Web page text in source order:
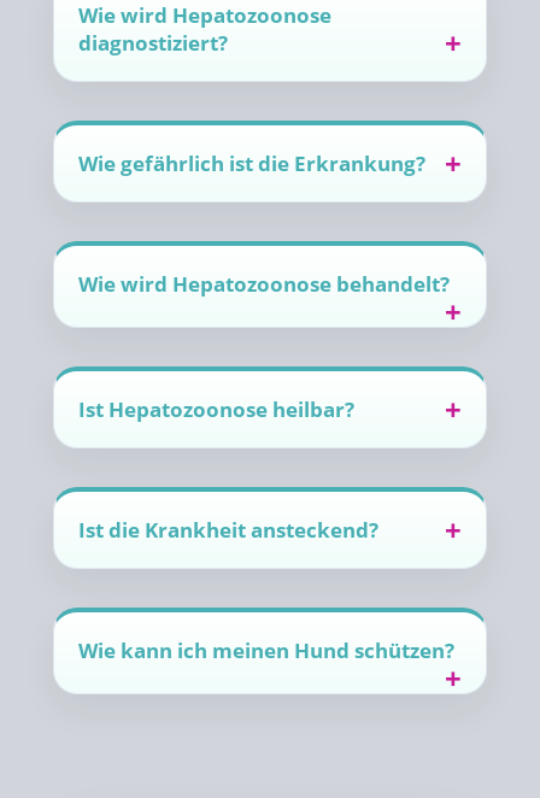
Wie wird Hepatozoonose
diagnostiziert?
Wie gefährlich ist die Erkrankung?
Wie wird Hepatozoonose behandelt?
Ist Hepatozoonose heilbar?
Ist die Krankheit ansteckend?
Wie kann ich meinen Hund schützen?